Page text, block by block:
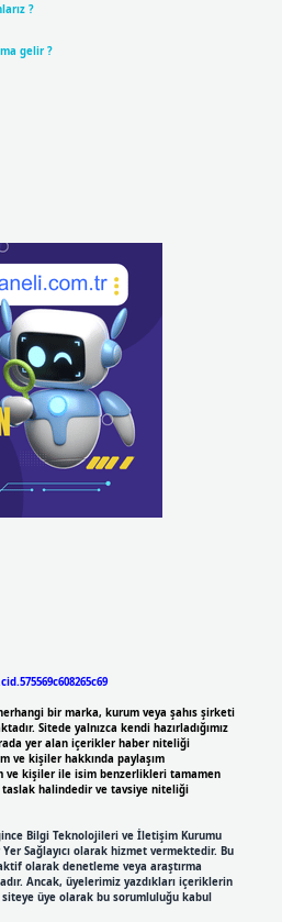
?
gelir ?
bir marka, kurum veya şahıs şirketi
Sitede yalnızca kendi hazırladığımız
yer alan içerikler haber niteliği
ve kişiler hakkında paylaşım
ve kişiler ile isim benzerlikleri tamamen
halindedir ve tavsiye niteliği
Bilgi Teknolojileri ve İletişim Kurumu
Sağlayıcı olarak hizmet vermektedir. Bu
olarak denetleme veya araştırma
Ancak, üyelerimiz yazdıkları içeriklerin
üye olarak bu sorumluluğu kabul